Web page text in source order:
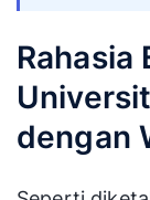
Ribuan
Blokir